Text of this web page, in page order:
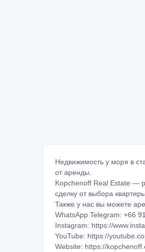
Недвижимость у моря в
от аренды.
Kopchenoff Real Estate —
сделку от выбора
Также у нас вы можете
WhatsApp Telegram: +66
Instagram: https://
YouTube: https://
Website: https://